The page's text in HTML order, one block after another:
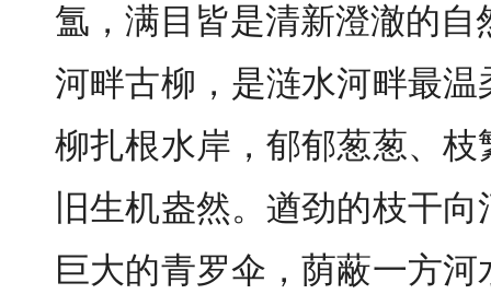
氲，满目皆是清新澄澈的自
河畔古柳，是涟水河畔最
柳扎根水岸，郁郁葱葱、
旧生机盎然。遒劲的枝干
巨大的青罗伞，荫蔽一方